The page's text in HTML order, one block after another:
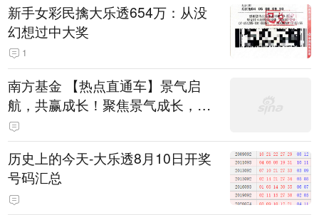
新手女彩民擒大乐透654万：从没
幻想过中大奖
1
南方基金 【热点直通车】景气启
航，共赢成长！聚焦景气成长，AI
+机器人力争超额！
历史上的今天-大乐透8月10日开奖
号码汇总